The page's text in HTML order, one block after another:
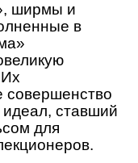
ширмы и
в
совершенство
идеал, ставший
для